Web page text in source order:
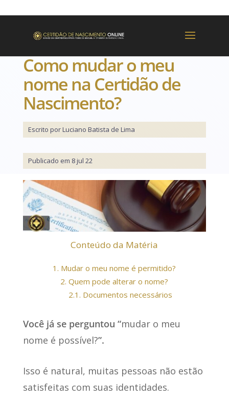
Como mudar o meu
nome na Certidão de
Nascimento?
Escrito por Luciano Batista de Lima
Publicado em 8 jul 22
Conteúdo da Matéria
1. Mudar o meu nome é permitido?
2. Quem pode alterar o nome?
2.1. Documentos necessários
Você já se perguntou “mudar o meu
nome é possível?”.
Isso é natural, muitas pessoas não estão
satisfeitas com suas identidades.